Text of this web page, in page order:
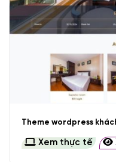
Theme wordpress
Xem thực tế